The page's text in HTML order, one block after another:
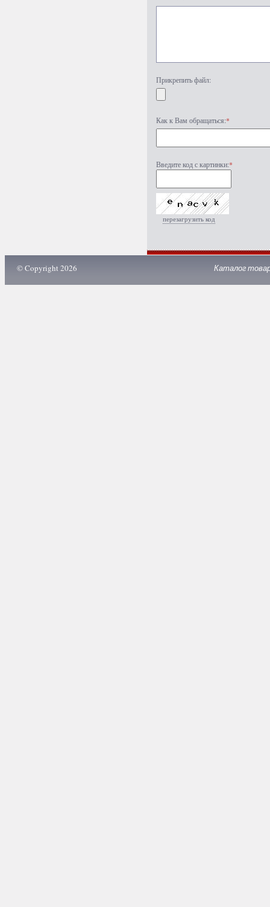
Прикрепить файл:
Как к Вам обращаться:*
Введите код с картинки:*
перезагрузить код
© Copyright 2026 Каталог